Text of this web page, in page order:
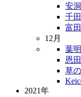
安
千
富
12月
葉
恩
草
2021年